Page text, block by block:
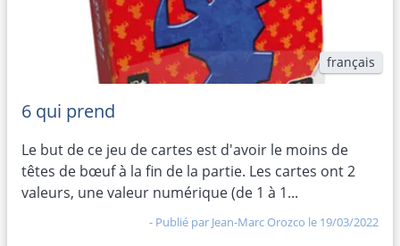
français
6 qui prend
Le but de ce jeu de cartes est d'avoir le moins de
têtes de bœuf à la fin de la partie. Les cartes ont 2
valeurs, une valeur numérique (de 1 à 1...
- Publié par Jean-Marc Orozco le 19/03/2022